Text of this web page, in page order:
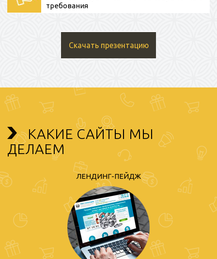
требования
Скачать презентацию
КАКИЕ САЙТЫ МЫ
ДЕЛАЕМ
ЛЕНДИНГ-ПЕЙДЖ